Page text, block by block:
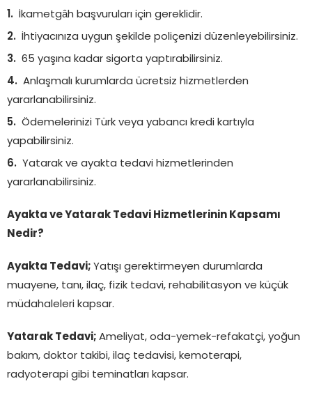
İkametgâh başvuruları için gereklidir.
İhtiyacınıza uygun şekilde poliçenizi düzenleyebilirsiniz.
65 yaşına kadar sigorta yaptırabilirsiniz.
Anlaşmalı kurumlarda ücretsiz hizmetlerden
yararlanabilirsiniz.
Ödemelerinizi Türk veya yabancı kredi kartıyla
yapabilirsiniz.
Yatarak ve ayakta tedavi hizmetlerinden
yararlanabilirsiniz.
Ayakta ve Yatarak Tedavi Hizmetlerinin Kapsamı
Nedir?
Ayakta Tedavi; Yatışı gerektirmeyen durumlarda
muayene, tanı, ilaç, fizik tedavi, rehabilitasyon ve küçük
müdahaleleri kapsar.
Yatarak Tedavi; Ameliyat, oda-yemek-refakatçi, yoğun
bakım, doktor takibi, ilaç tedavisi, kemoterapi,
radyoterapi gibi teminatları kapsar.